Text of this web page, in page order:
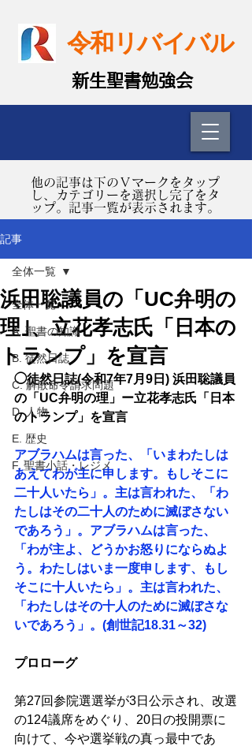
令和リバイバル
​新生聖書勉強会
​他の記事は下のＶマークをタップ
し、カテゴリーを選択し完了をタ
ップ。記事一覧が表示されます。
記事
全体一覧
A. 聖書の知識
B. 徒然日誌
C. 解散命令請求問題
D. 人物
E. 歴史
F. 聖書小話・レジメ
全体一覧
浜田聡議員の「UC弁明の
理｣、立花孝志氏「日本の
トランプ」を宣言
◯徒然日誌(令和7年7月9日) 浜田聡議員
の「UC弁明の理」ー立花孝志氏「日本
のトランプ」を宣言
アブラハムは言った、「いまわたしは
あえてわが主に申します。もしそこに
二十人いたら」。主は言われた、「わ
たしはその二十人のために滅ぼさない
であろう」。アブラハムは言った、
「わが主よ、どうかお怒りにならぬよ
う。わたしはいま一度申します、もし
そこに十人いたら」。主は言われた、
「わたしはその十人のために滅ぼさな
いであろう」。(創世記18.31～32)
プロローグ
第27回参院選選挙が3日公示され、改選
の124議席をめぐり、20日の投開票に
向けて、今や選挙戦の真っ最中であ